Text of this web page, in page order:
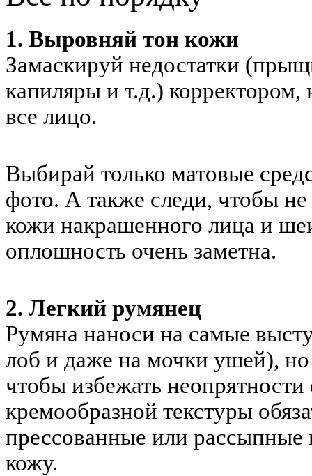
1. Выровняй тон кожи
Замаскируй недостатки
капиляры и т.д.)
все лицо.
Выбирай только матовые
фото. А также следи, чтобы
кожи накрашенного лица и
оплошность очень заметна.
2. Легкий румянец
Румяна наноси на самые
лоб и даже на мочки ушей), но
чтобы избежать
кремообразной текстуры
прессованные или
кожу.